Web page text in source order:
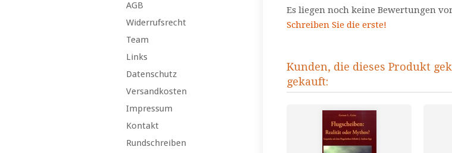
AGB
Widerrufsrecht
Team
Links
Datenschutz
Versandkosten
Impressum
Kontakt
Rundschreiben
Es liegen noch keine Bewertungen
Schreiben Sie die erste!
Kunden, die dieses Produkt
gekauft: